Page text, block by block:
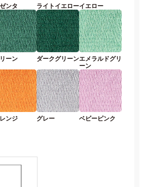
ンタ ライトイエローイエロー
ーン ダークグリーンエメラルドグリ
ーン
ンジ グレー ベビーピンク